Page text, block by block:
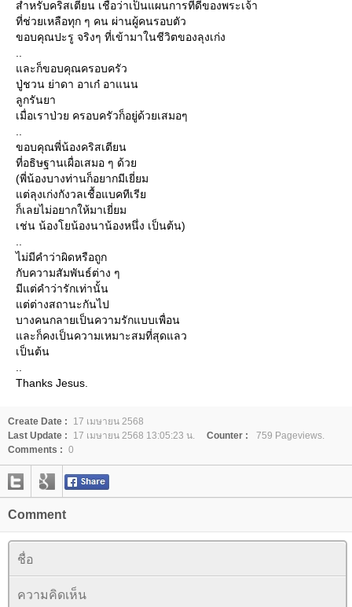
สำหรับคริสเตียน เชื่อว่าเป็นแผนการที่ดีของพระเจ้า
ที่ช่วยเหลือทุก ๆ คน ผ่านผู้คนรอบตัว
ขอบคุณปะรู จริงๆ ที่เข้ามาในชีวิตของลุงเก่ง
และก็ขอบคุณครอบครัว
ปู่ชวน ย่าดา อาเก๋ อาแนน
ลูกรันยา
เมื่อเราป่วย ครอบครัวก็อยู่ด้วยเสมอๆ
ขอบคุณพี่น้องคริสเตียน
ที่อธิษฐานเผื่อเสมอ ๆ ด้วย
(พี่น้องบางท่านก็อยากมีเยี่ยม
แต่ลุงเก่งกังวลเชื้อแบคทีเรีย
ก็เลยไม่อยากให้มาเยี่ยม
เช่น น้องโยน้องนาน้องหนึ่ง เป็นต้น)
ไม่มีคำว่าผิดหรือถูก
กับความสัมพันธ์ต่าง ๆ
มีแต่คำว่ารักเท่านั้น
แต่ต่างสถานะกันไป
บางคนกลายเป็นความรักแบบเพื่อน
และก็คงเป็นความเหมาะสมที่สุดแลว
เป็นต้น
Thanks Jesus.
Create Date :
17 เมษายน 2568
Last Update :
17 เมษายน 2568 13:05:23 น. Counter :
759 Pageviews.
Comments : 0
Comment